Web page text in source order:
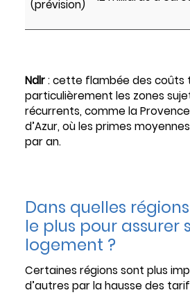
(prévision)
Ndlr: cette flambée des coûts
particulièrement les zones
récurrents, comme la
d’Azur, où les primes
par an.
Dans quelles
le plus pour assurer
logement ?
Certaines régions sont plus
d’autres par la hausse des